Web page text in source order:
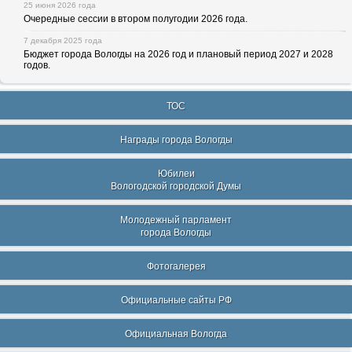
25 июня 2026 года
Очередные сессии в втором полугодии 2026 года.
7 декабря 2025 года
Бюджет города Вологды на 2026 год и плановый период 2027 и 2028
годов.
ТОС
Награды города Вологды
Юбилеи
Вологодской городской Думы
Молодежный парламент
города Вологды
Фотогалерея
Официальные сайты РФ
Официальная Вологда